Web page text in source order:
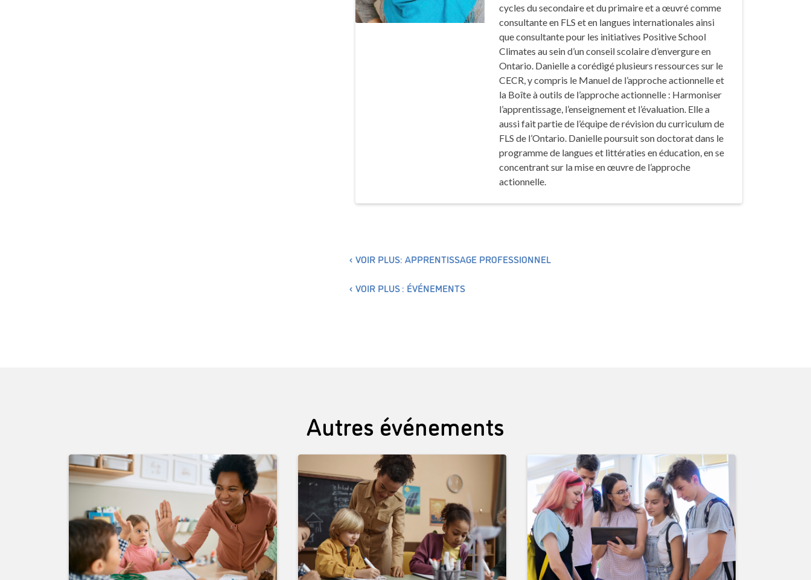
cycles du secondaire et du primaire et a œuvré comme
consultante en FLS et en langues internationales ainsi
que consultante pour les initiatives Positive School
Climates au sein d’un conseil scolaire d’envergure en
Ontario. Danielle a corédigé plusieurs ressources sur le
CECR, y compris le Manuel de l’approche actionnelleet
la Boîte à outils de l’approche actionnelle : Harmoniser
l’apprentissage, l’enseignement et l’évaluation. Elle a
aussi fait partie de l’équipe de révision du curriculum de
FLS de l’Ontario. Danielle poursuit son doctorat dans le
programme de langues et littératies en éducation, en se
concentrant sur la mise en œuvre de l’approche
actionnelle.
VOIR PLUS: APPRENTISSAGE PROFESSIONNEL
VOIR PLUS : ÉVÉNEMENTS
Autres événements